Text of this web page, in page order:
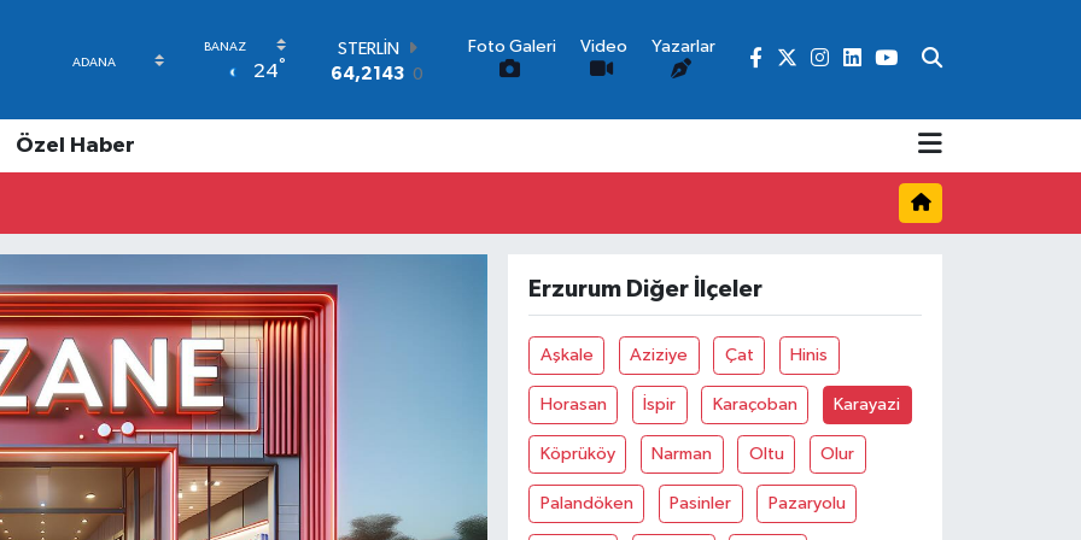
24°
STERLİN
64,2143 0
6500.87 0.12
13.799 70
DOLAR
55,0406
Foto Galeri Video Yazarlar
Özel Haber
Erzurum Diğer İlçeler
Aşkale Aziziye Çat Hinis
Horasan İspir Karaçoban Karayazi
Köprüköy Narman Oltu Olur
Palandöken Pasinler Pazaryolu